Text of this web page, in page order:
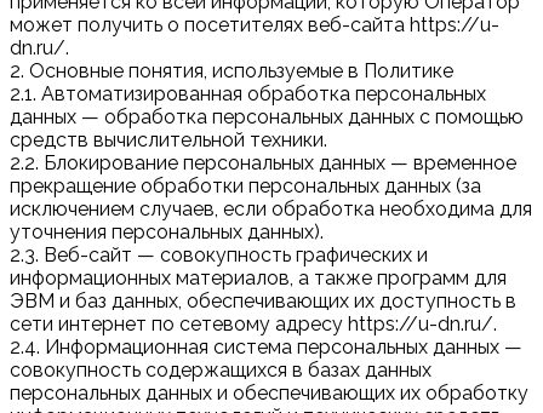
может получить о посетителях веб-сайта https://u-
dn.ru/.
2. Основные понятия, используемые в Политике
2.1. Автоматизированная обработка персональных
данных — обработка персональных данных с помощью
средств вычислительной техники.
2.2. Блокирование персональных данных — временное
прекращение обработки персональных данных (за
исключением случаев, если обработка необходима для
уточнения персональных данных).
2.3. Веб-сайт — совокупность графических и
информационных материалов, а также программ для
ЭВМ и баз данных, обеспечивающих их доступность в
сети интернет по сетевому адресу https://u-dn.ru/.
2.4. Информационная система персональных данных —
совокупность содержащихся в базах данных
персональных данных и обеспечивающих их обработку